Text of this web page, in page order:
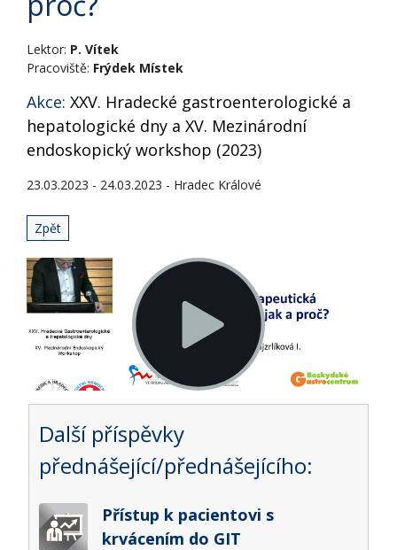
Lektor: P. Vítek
Pracoviště: Frýdek Místek
Akce: XXV. Hradecké gastroenterologické a
hepatologické dny a XV. Mezinárodní
endoskopický workshop (2023)
23.03.2023 - 24.03.2023 - Hradec Králové
Zpět
Další příspěvky
přednášející/přednášejícího:
Přístup k pacientovi s
krvácením do GIT